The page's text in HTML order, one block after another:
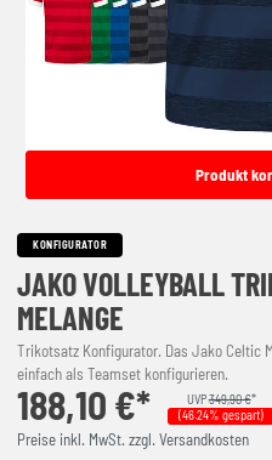
Produkt
KONFIGURATOR
JAKO VOLLEYBALL
MELANGE
Trikotsatz Konfigurator. Das Jako Celtic
einfach als Teamset konfigurieren.
188,10 €* UVP349,90 €*
(46.24% gespart)
Preise inkl. MwSt. zzgl. Versandkosten